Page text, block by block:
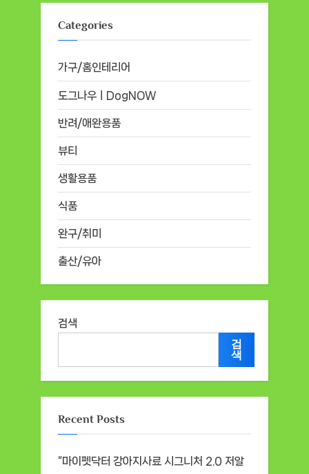
Categories
가구/홈인테리어
도그나우ㅣDogNOW
반려/애완용품
뷰티
생활용품
식품
완구/취미
출산/유아
검색
검
색
Recent Posts
“마이펫닥터 강아지사료 시그니처 2.0 저알